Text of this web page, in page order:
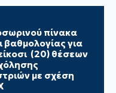
πίνακα
βαθμολογίας για
(20) θέσεων
με σχέση